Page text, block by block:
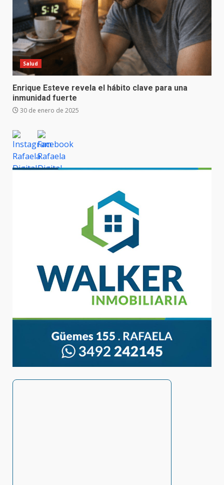
Salud
Enrique Esteve revela el hábito clave para una
inmunidad fuerte
30 de enero de 2025